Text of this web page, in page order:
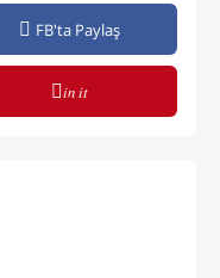
FB'ta Paylaş
in it